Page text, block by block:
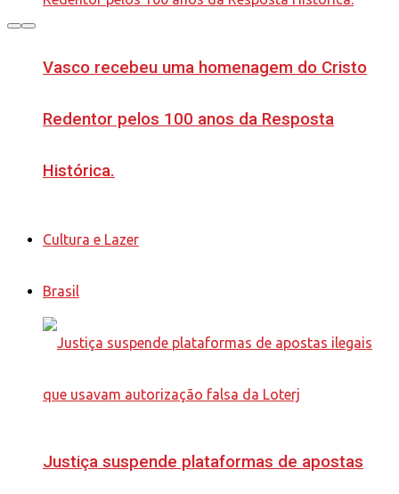
Vasco recebeu uma homenagem do Cristo
Redentor pelos 100 anos da Resposta
Histórica.
Cultura e Lazer
Brasil
Justiça suspende plataformas de apostas